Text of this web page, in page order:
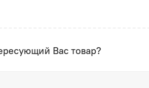
Вас товар?